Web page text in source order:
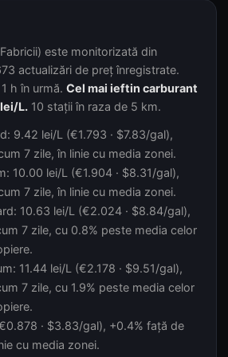
este monitorizată din
actualizări de preț înregistrate.
h în urmă. Cel mai ieftin carburant
lei/L. 10 stații în raza de 5 km.
9.42 lei/L (€1.793 · $7.83/gal),
7 zile, în linie cu media zonei.
10.00 lei/L (€1.904 · $8.31/gal),
7 zile, în linie cu media zonei.
10.63 lei/L (€2.024 · $8.84/gal),
7 zile, cu 0.8% peste media celor
11.44 lei/L (€2.178 · $9.51/gal),
7 zile, cu 1.9% peste media celor
· $3.83/gal), +0.4% față de
cu media zonei.